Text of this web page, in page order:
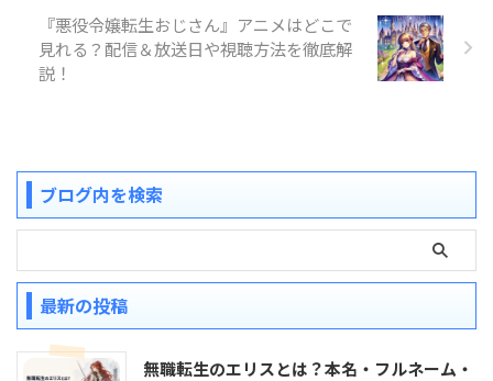
『悪役令嬢転生おじさん』アニメはどこで
見れる？配信＆放送日や視聴方法を徹底解
説！
ブログ内を検索
最新の投稿
無職転生のエリスとは？本名・フルネーム・